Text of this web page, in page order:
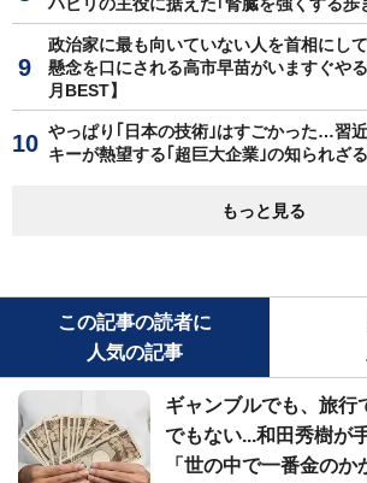
政治家に最も向いていない人を首相にし
懸念を口にされる高市早苗がいますぐや
月BEST】
やっぱり｢日本の技術｣はすごかった…習
キーが熱望する｢超巨大企業｣の知られざ
もっと見る
この記事の読者に
人気の記事
ギャンブルでも、旅行
でもない...和田秀樹が
「世の中で一番金のか